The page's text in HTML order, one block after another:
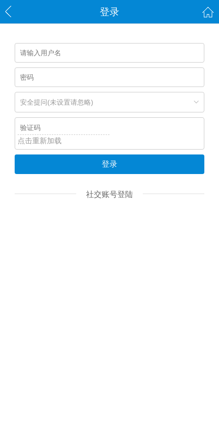
登录
安全提问(未设置请忽略)
点击重新加载
登录
社交账号登陆